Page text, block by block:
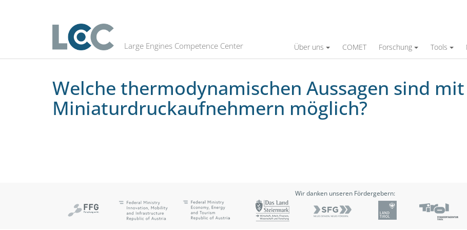
Large Engines Competence Center Über uns COMET Forschung Tools
Welche thermodynamischen Aussagen sind mit Miniaturdruckaufnehmern
Welche thermodynamischen Aussagen sind mit
Miniaturdruckaufnehmern möglich?
Wir danken unseren Fördergebern: